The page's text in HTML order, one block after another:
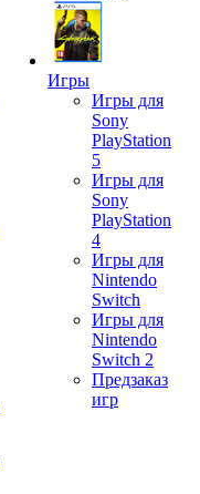
Игры
Игры для
Sony
PlayStation
5
Игры для
Sony
PlayStation
4
Игры для
Nintendo
Switch
Игры для
Nintendo
Switch 2
Предзаказ
игр